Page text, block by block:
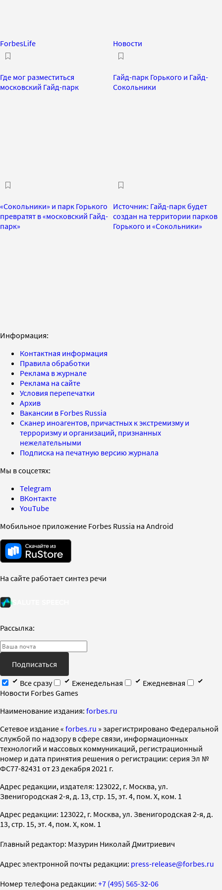
ForbesLife
Где мог разместиться
московский Гайд-парк
Новости
Гайд-парк Горького и Гайд-
Сокольники
«Сокольники» и парк Горького
превратят в «московский Гайд-
парк»
Источник: Гайд-парк будет
создан на территории парков
Горького и «Сокольники»
Информация:
Контактная информация
Правила обработки
Реклама в журнале
Реклама на сайте
Условия перепечатки
Архив
Вакансии в Forbes Russia
Сканер иноагентов, причастных к экстремизму и
терроризму и организаций, признанных
нежелательными
Подписка на печатную версию журнала
Мы в соцсетях:
Telegram
ВКонтакте
YouTube
Мобильное приложение Forbes Russia на Android
На сайте работает синтез речи
Рассылка:
Подписаться
Все сразу
Еженедельная
Ежедневная
Новости Forbes Games
Наименование издания: forbes.ru
Cетевое издание « forbes.ru » зарегистрировано Федеральной
службой по надзору в сфере связи, информационных
технологий и массовых коммуникаций, регистрационный
номер и дата принятия решения о регистрации: серия Эл №
ФС77-82431 от 23 декабря 2021 г.
Адрес редакции, издателя: 123022, г. Москва, ул.
Звенигородская 2-я, д. 13, стр. 15, эт. 4, пом. X, ком. 1
Адрес редакции: 123022, г. Москва, ул. Звенигородская 2-я, д.
13, стр. 15, эт. 4, пом. X, ком. 1
Главный редактор: Мазурин Николай Дмитриевич
Адрес электронной почты редакции: press-release@forbes.ru
Номер телефона редакции: +7 (495) 565-32-06